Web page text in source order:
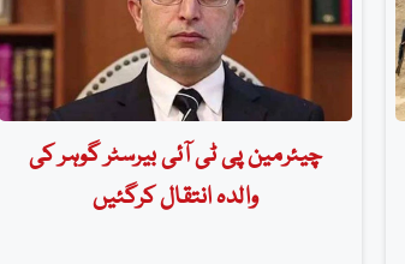
چیئرمین پی ٹی آئی بیرسٹر گوہر کی
والدہ انتقال کرگئیں